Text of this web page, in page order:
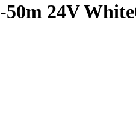
50m 24V